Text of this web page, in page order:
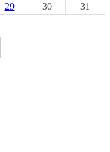
29 30
31